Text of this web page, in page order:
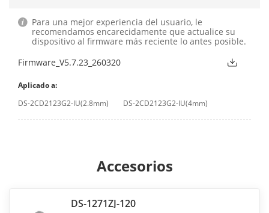
Para una mejor experiencia del usuario, le
recomendamos encarecidamente que actualice su
dispositivo al firmware más reciente lo antes posible.
Firmware_V5.7.23_260320
Aplicado a:
DS-2CD2123G2-IU(2.8mm)
DS-2CD2123G2-IU(4mm)
Accesorios
DS-1271ZJ-120